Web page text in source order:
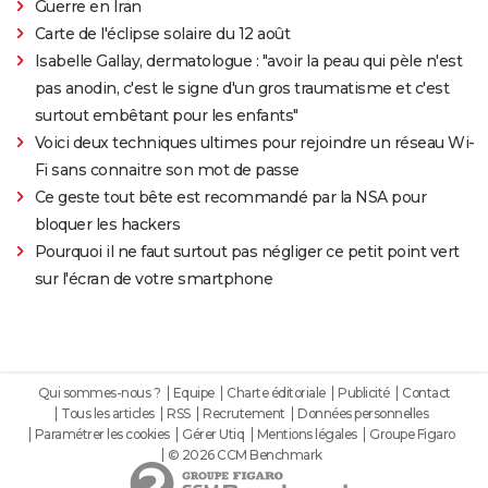
Guerre en Iran
Carte de l'éclipse solaire du 12 août
Isabelle Gallay, dermatologue : "avoir la peau qui pèle n'est
pas anodin, c'est le signe d'un gros traumatisme et c'est
surtout embêtant pour les enfants"
Voici deux techniques ultimes pour rejoindre un réseau Wi-
Fi sans connaitre son mot de passe
Ce geste tout bête est recommandé par la NSA pour
bloquer les hackers
Pourquoi il ne faut surtout pas négliger ce petit point vert
sur l'écran de votre smartphone
Qui sommes-nous ? Equipe Charte éditoriale Publicité
Contact
Tous les articles
RSS Recrutement
Données personnelles
Paramétrer les cookies
Gérer Utiq Mentions légales
Groupe Figaro
© 2026 CCM Benchmark